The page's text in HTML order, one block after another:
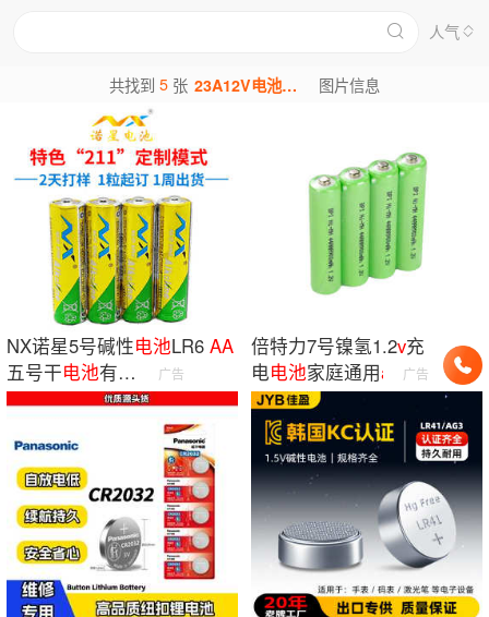
人气
共找到5 张 23A12V电池深圳图片 图片信息
NX诺星5号碱性电池LR6 AA
五号干电池有
MSDS,WERCS 智能门锁电
广告
倍特力7号镍氢1.2v充
电电池家庭通用a a可
规格可定大容量
广告